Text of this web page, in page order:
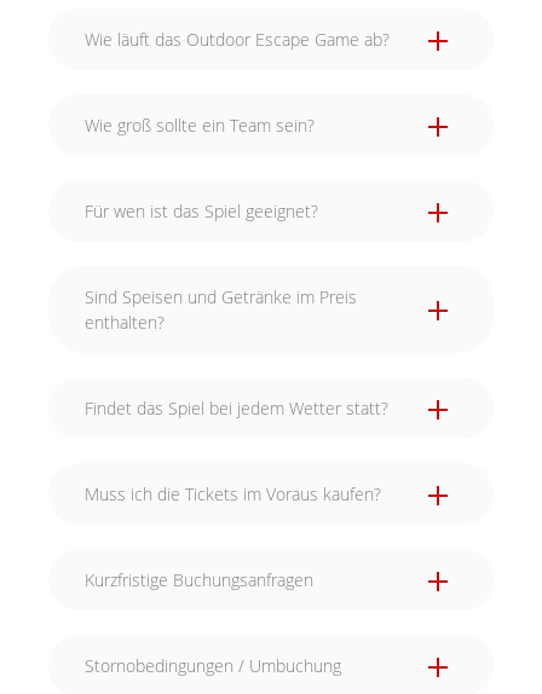
Wie läuft das Outdoor Escape Game ab?
Wie groß sollte ein Team sein?
Für wen ist das Spiel geeignet?
Sind Speisen und Getränke im Preis
enthalten?
Findet das Spiel bei jedem Wetter statt?
Muss ich die Tickets im Voraus kaufen?
Kurzfristige Buchungsanfragen
Stornobedingungen / Umbuchung